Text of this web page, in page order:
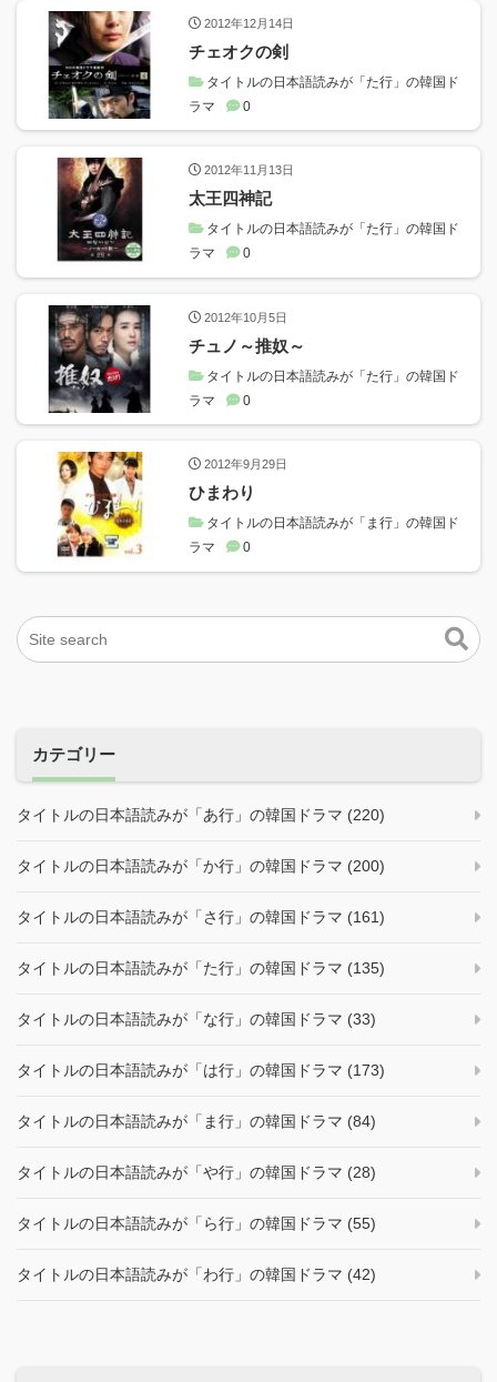
2012年12月14日
チェオクの剣
タイトルの日本語読みが「た行」の韓国ド
ラマ
0
2012年11月13日
太王四神記
タイトルの日本語読みが「た行」の韓国ド
ラマ
0
2012年10月5日
チュノ～推奴～
タイトルの日本語読みが「た行」の韓国ド
ラマ
0
2012年9月29日
ひまわり
タイトルの日本語読みが「ま行」の韓国ド
ラマ
0
カテゴリー
タイトルの日本語読みが「あ行」の韓国ドラマ (220)
タイトルの日本語読みが「か行」の韓国ドラマ (200)
タイトルの日本語読みが「さ行」の韓国ドラマ (161)
タイトルの日本語読みが「た行」の韓国ドラマ (135)
タイトルの日本語読みが「な行」の韓国ドラマ (33)
タイトルの日本語読みが「は行」の韓国ドラマ (173)
タイトルの日本語読みが「ま行」の韓国ドラマ (84)
タイトルの日本語読みが「や行」の韓国ドラマ (28)
タイトルの日本語読みが「ら行」の韓国ドラマ (55)
タイトルの日本語読みが「わ行」の韓国ドラマ (42)